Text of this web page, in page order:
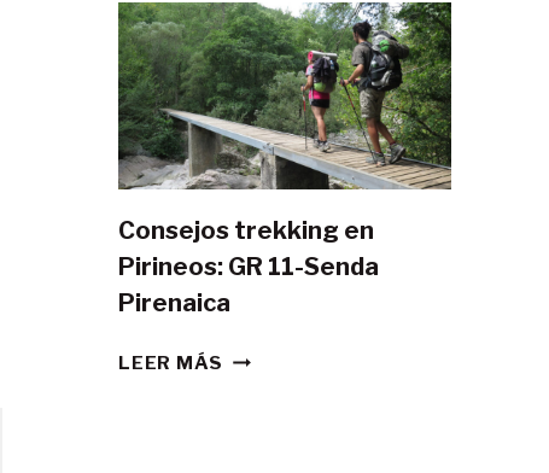
LA
GR11
CON
TIENDA
DE
CAMPAÑA?
Consejos trekking en
Pirineos: GR 11-Senda
Pirenaica
LEER MÁS CONSEJOS